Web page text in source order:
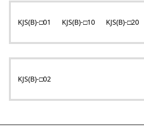
KJS(B)-□01 KJS(B)-□10 KJS(B)-□20
KJS(B)-□02